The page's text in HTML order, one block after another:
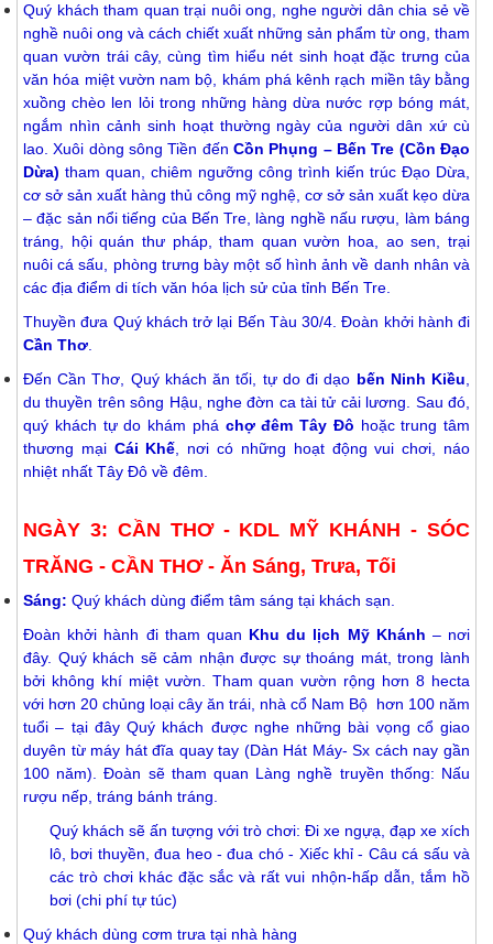
Quý khách tham quan trại nuôi ong, nghe người dân chia sẻ về
nghề nuôi ong và cách chiết xuất những sản phẩm từ ong, tham
quan vườn trái cây, cùng tìm hiểu nét sinh hoạt đặc trưng của
văn hóa miệt vườn nam bộ, khám phá kênh rạch miền tây bằng
xuồng chèo len lỏi trong những hàng dừa nước rợp bóng mát,
ngắm nhìn cảnh sinh hoạt thường ngày của người dân xứ cù
lao.Xuôi dòng sông Tiền đếnCồn Phụng – Bến Tre (Cồn Đạo
Dừa) tham quan, chiêm ngưỡng công trình kiến trúc Đạo Dừa,
cơ sở sản xuất hàng thủ công mỹ nghệ, cơ sở sản xuất kẹo dừa
– đặc sản nổi tiếng của Bến Tre, làng nghề nấu rượu, làm báng
tráng, hội quán thư pháp, tham quan vườn hoa, ao sen, trại
nuôi cá sấu, phòng trưng bày một số hình ảnh về danh nhân và
các địa điểm di tích văn hóa lịch sử của tỉnh Bến Tre.
Thuyền đưa Quý khách trở lại Bến Tàu 30/4. Đoàn khởi ​ hành đi
Cần Thơ
Đến Cần Thơ, Quý khách ăn tối, tự do đi dạo bến Ninh Kiều
du thuyền trên sông Hậu, nghe đờn ca tài tử cải lương. Sau đó,
quý khách tự do khám phá chợ đêm Tây Đô hoặc trung tâm
thương mại Cái Khế , nơi có những hoạt động vui chơi, náo
nhiệt nhất Tây Đô về đêm.
NGÀY 3: CẦN THƠ - KDL MỸ KHÁNH - SÓC
TRĂNG - CẦN THƠ - Ăn Sáng, Trưa, Tối
Sáng: Quý khách dùng điểm tâm sáng tại khách sạn.
Đoàn khởi hành đi tham quan Khu du lịch Mỹ Khánh – nơi
đây. Quý khách sẽ cảm nhận được sự thoáng mát, trong lành
bởi không khí miệt vườn. Tham quan vườn rộng hơn 8 hecta
với hơn 20 chủng loại cây ăn trái, nhà cổ Nam Bộ hơn 100 năm
tuổi – tại đây Quý khách được nghe những bài vọng cổ giao
duyên từ máy hát đĩa quay tay (Dàn Hát Máy- Sx cách nay gần
100 năm). Đoàn sẽ tham quan Làng nghề truyền thống: Nấu
rượu nếp, tráng bánh tráng.
Quý khách sẽ ấn tượng với trò chơi: Đi xe ngựạ, đạp xe xích
lô, bơi thuyền, đua heo - đua chó - Xiếc khỉ - Câu cá sấu và
các trò chơi khác đặc sắc và rất vui nhộn-hấp dẫn, tắm hồ
bơi (chi phí tự túc)
Quý khách dùng cơm trưa tại nhà hàng